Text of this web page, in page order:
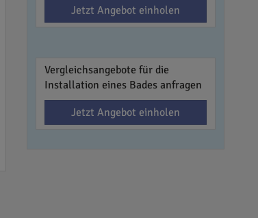
Jetzt Angebot einholen
Vergleichsangebote für die
Installation eines Bades anfragen
Jetzt Angebot einholen